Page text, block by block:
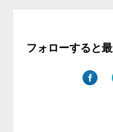
フォローすると